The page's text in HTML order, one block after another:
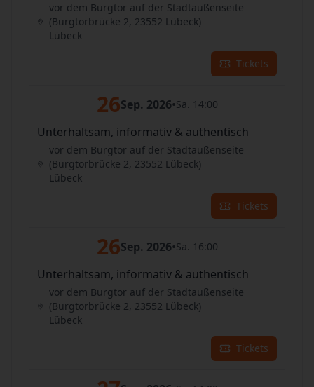
vor dem Burgtor auf der Stadtaußenseite
(Burgtorbrücke 2, 23552 Lübeck)
Lübeck
Tickets
26Sep. 2026•Sa. 14:00
Unterhaltsam, informativ & authentisch
vor dem Burgtor auf der Stadtaußenseite
(Burgtorbrücke 2, 23552 Lübeck)
Lübeck
Tickets
26Sep. 2026•Sa. 16:00
Unterhaltsam, informativ & authentisch
vor dem Burgtor auf der Stadtaußenseite
(Burgtorbrücke 2, 23552 Lübeck)
Lübeck
Tickets